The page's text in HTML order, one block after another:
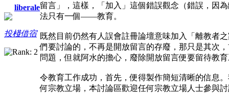
liberale
投棧借宿
留言」，這樣，「加入」這個錯誤觀念（錯誤，因
法只有一個——教育。
既然目前仍然有人誤會註冊論壇意味加入「離教者
們要討論的，不再是開放留言的存廢，那只是其次
問題，但就阿水的擔心，廢除開放留言便要留待教
令教育工作成功，首先，便得製作簡短清晰的信息
何宗教立場，本討論區歡迎任何宗教立場人士參與